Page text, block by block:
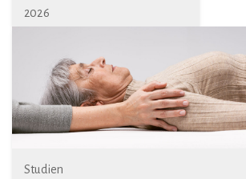
2026
Studien